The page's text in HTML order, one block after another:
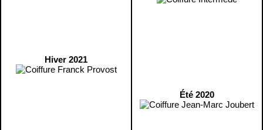
Hiver 2021
Été 2020